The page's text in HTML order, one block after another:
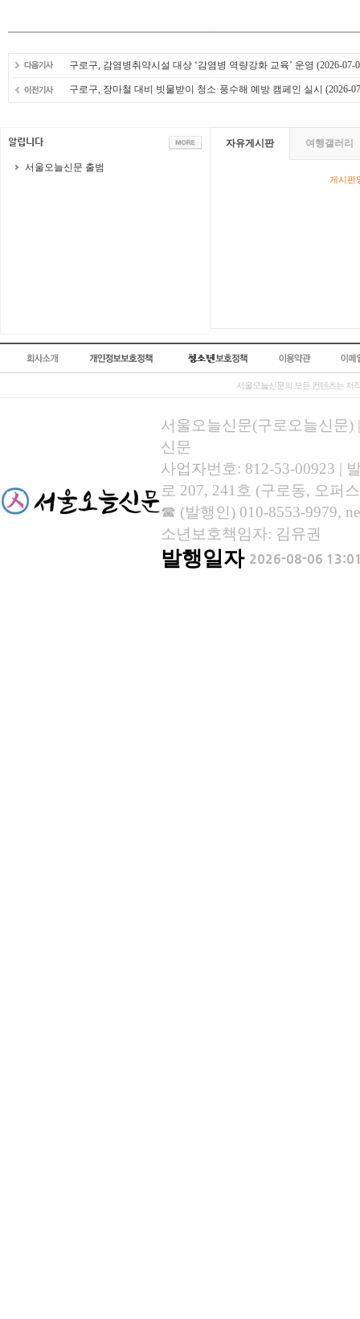
구로구, 감염병취약시설 대상 ‘감염병 역량강화 교육’ 운영 (2026-07-
구로구, 장마철 대비 빗물받이 청소·풍수해 예방 캠페인 실시 (2026-
서울오늘신문 출범
자유게시판 여행갤러리
게시판
서울오늘신문의 모든 컨텐츠는 저
서울오늘신문(구로오늘신문)
신문
사업자번호: 812-53-00923 |
로 207, 241호 (구로동, 오퍼
☎ (발행인) 010-8553-9979,
소년보호책임자: 김유권
발행일자